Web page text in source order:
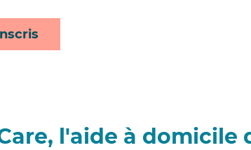
l'aide à domicile